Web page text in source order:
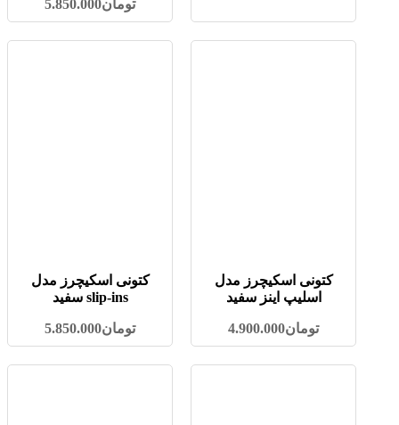
تومان5.850.000
کتونی اسکیچرز مدل
اسلیپ اینز سفید
تومان4.900.000
کتونی اسکیچرز مدل
slip-ins سفید
تومان5.850.000